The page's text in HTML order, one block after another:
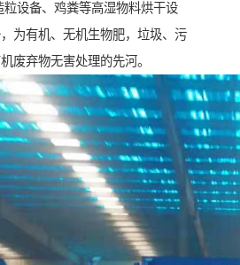
设备、鸡粪等高湿物料烘干设
为有机、无机生物肥，垃圾、污
废弃物无害处理的先河。